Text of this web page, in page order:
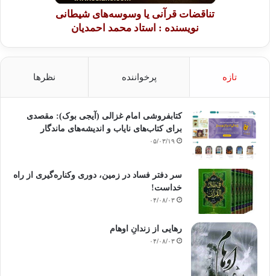
تناقضات قرآنی یا وسوسه‌های شیطانی
نویسنده : استاد محمد احمدیان
تازه پرخواننده نظرها
کتابفروشی امام غزالی (آیجی بوک): مقصدی
برای کتاب‌های نایاب و اندیشه‌های ماندگار
۰۵/۰۳/۱۹
سر دفتر فساد در زمین‌، دوری وکناره‌گیری از راه
خداست‌!
۰۴/۰۸/۰۳
رهایی از زندانِ اوهام
۰۴/۰۸/۰۳